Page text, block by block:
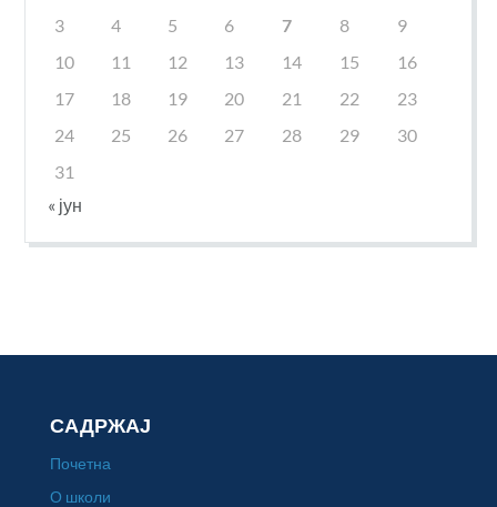
3
4 5 6 7 8
9
10
11 12 13 14 15
16
17
18 19 20 21 22
23
24
25 26 27 28 29
30
31
« јун
САДРЖАЈ
Почетна
О школи